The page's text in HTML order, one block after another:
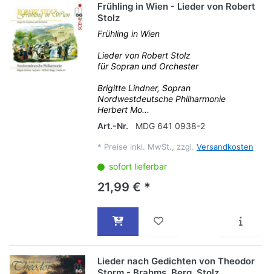
Frühling in Wien - Lieder von Robert
Stolz
Frühling in Wien
Lieder von Robert Stolz
für Sopran und Orchester
Brigitte Lindner, Sopran
Nordwestdeutsche Philharmonie
Herbert Mo...
Art.-Nr.
MDG 641 0938-2
* Preise inkl. MwSt., zzgl. Versandkosten
sofort lieferbar
21,99 € *
Lieder nach Gedichten von Theodor